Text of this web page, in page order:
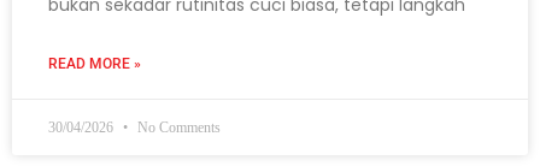
READ MORE »
30/04/2026 No Comments